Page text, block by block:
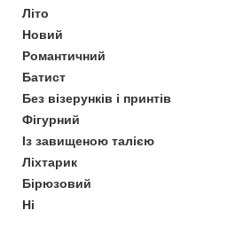
Літо
Новий
Романтичний
Батист
Без візерунків і принтів
Фігурний
Із завищеною талією
Ліхтарик
Бірюзовий
Ні